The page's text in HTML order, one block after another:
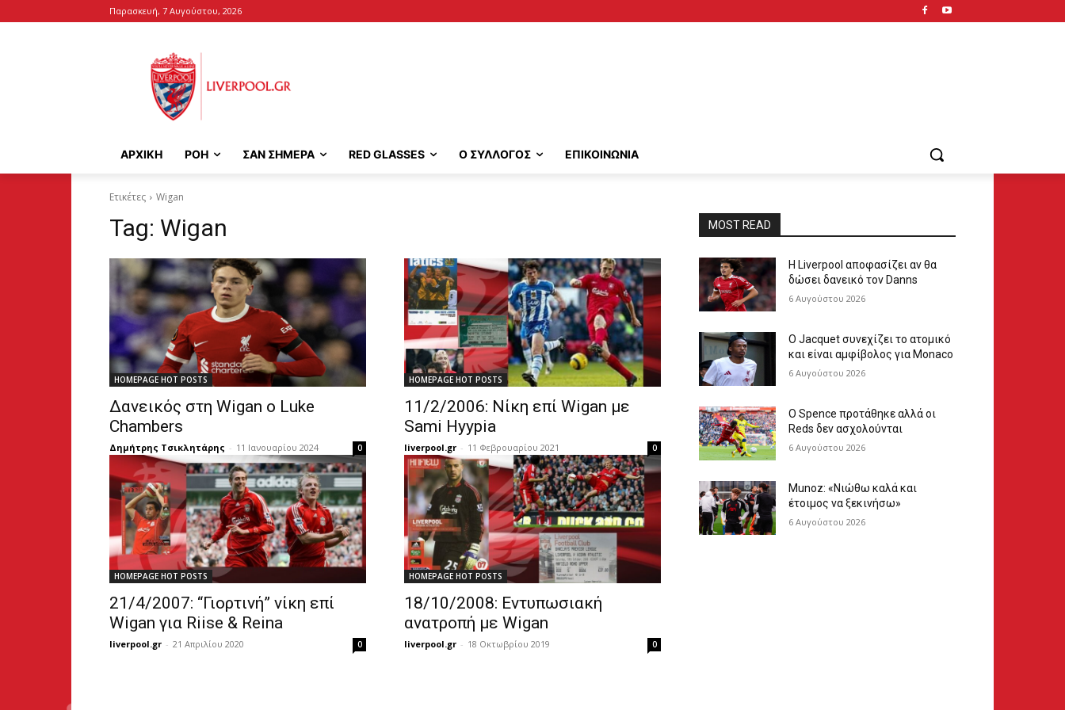
Παρασκευή, 7 Αυγούστου, 2026
ΑΡΧΙΚΉ ΡΟΗ ΣΑΝ ΣΗΜΕΡΑ RED GLASSES Ο ΣΥΛΛΟΓΟΣ ΕΠΙΚΟΙΝΩΝΙΑ
Ετικέτες Wigan
Tag: Wigan
HOMEPAGE HOT POSTS
Δανεικός στη Wigan ο Luke
Chambers
Δημήτρης Τσικλητάρης - 11 Ιανουαρίου 2024 0
HOMEPAGE HOT POSTS
11/2/2006: Νίκη επί Wigan με
Sami Hyypia
liverpool.gr - 11 Φεβρουαρίου 2021 0
HOMEPAGE HOT POSTS
21/4/2007: “Γιορτινή” νίκη επί
Wigan για Riise & Reina
liverpool.gr - 21 Απριλίου 2020 0
HOMEPAGE HOT POSTS
18/10/2008: Εντυπωσιακή
ανατροπή με Wigan
liverpool.gr - 18 Οκτωβρίου 2019 0
MOST READ
Η Liverpool αποφασίζει αν θα
δώσει δανεικό τον Danns
6 Αυγούστου 2026
Ο Jacquet συνεχίζει το ατομικό
και είναι αμφίβολος για Monaco
6 Αυγούστου 2026
Ο Spence προτάθηκε αλλά οι
Reds δεν ασχολούνται
6 Αυγούστου 2026
Munoz: «Νιώθω καλά και
έτοιμος να ξεκινήσω»
6 Αυγούστου 2026